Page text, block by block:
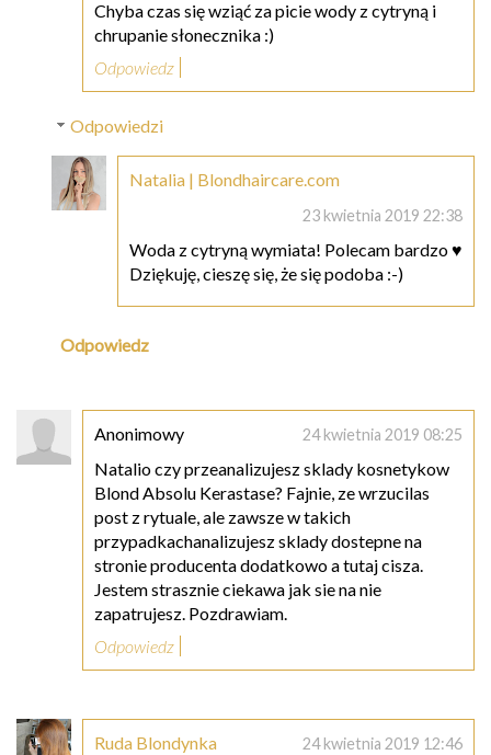
Chyba czas się wziąć za picie wody z cytryną i
chrupanie słonecznika :)
Odpowiedz
Odpowiedzi
Natalia | Blondhaircare.com
23 kwietnia 2019 22:38
Woda z cytryną wymiata! Polecam bardzo ♥
Dziękuję, cieszę się, że się podoba :-)
Odpowiedz
Anonimowy 24 kwietnia 2019 08:25
Natalio czy przeanalizujesz sklady kosnetykow
Blond Absolu Kerastase? Fajnie, ze wrzucilas
post z rytuale, ale zawsze w takich
przypadkachanalizujesz sklady dostepne na
stronie producenta dodatkowo a tutaj cisza.
Jestem strasznie ciekawa jak sie na nie
zapatrujesz. Pozdrawiam.
Odpowiedz
Ruda Blondynka 24 kwietnia 2019 12:46